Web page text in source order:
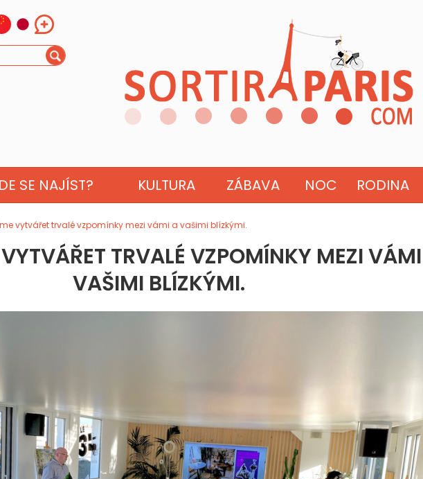
SE NAJÍST? KULTURA ZÁBAVA NOC RODINA
vytvářet trvalé vzpomínky mezi vámi a vašimi blízkými.
TRVALÉ VZPOMÍNKY MEZI
VAŠIMI BLÍZKÝMI.